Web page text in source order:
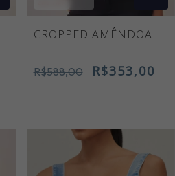
CROPPED AMÊNDOA
R$588,00 R$353,00